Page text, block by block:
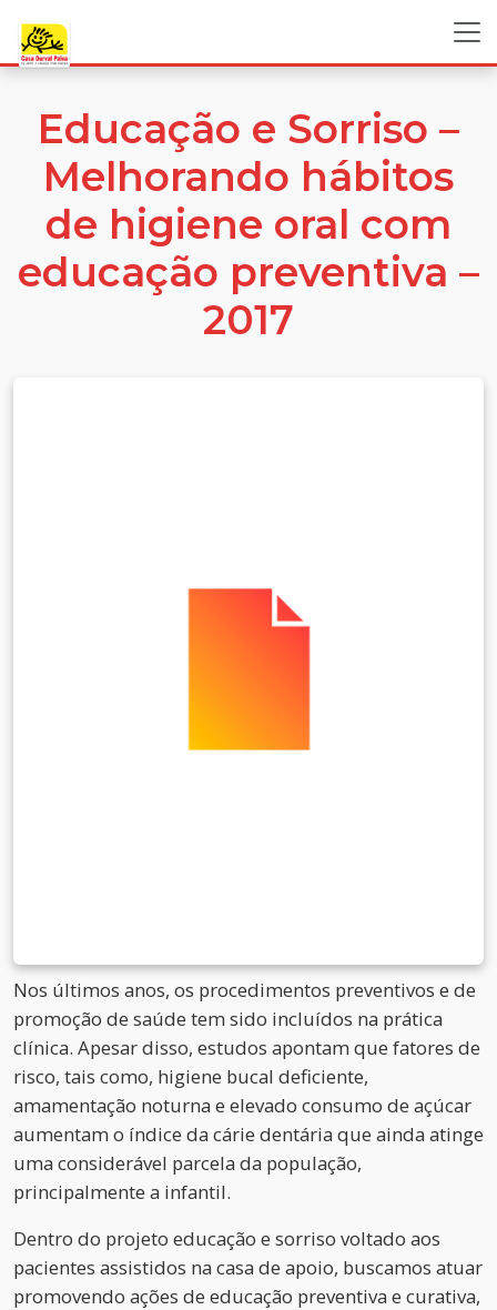
Educação e Sorriso –
Melhorando hábitos
de higiene oral com
educação preventiva –
2017
Nos últimos anos, os procedimentos preventivos e de
promoção de saúde tem sido incluídos na prática
clínica. Apesar disso, estudos apontam que fatores de
risco, tais como, higiene bucal deficiente,
amamentação noturna e elevado consumo de açúcar
aumentam o índice da cárie dentária que ainda atinge
uma considerável parcela da população,
principalmente a infantil.
Dentro do projeto educação e sorriso voltado aos
pacientes assistidos na casa de apoio, buscamos atuar
promovendo ações de educação preventiva e curativa,